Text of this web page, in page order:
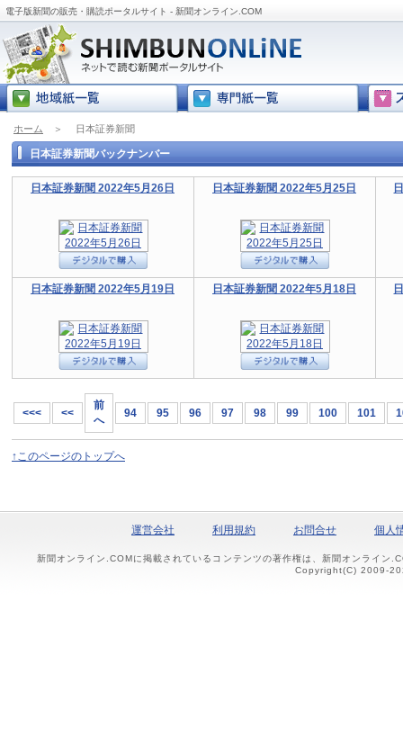
電子版新聞の販売・購読ポータルサイト - 新聞オンライン.COM
ホーム ＞ 日本証券新聞
日本証券新聞バックナンバー
日本証券新聞 2022年5月26日 日本証券新聞 2022年5月25日
日本証券新聞 2022年5月19日 日本証券新聞 2022年5月18日
<<< <<
前
へ
94 95 96 97 98 99 100 101
↑このページのトップへ
運営会社 利用規約 お問合せ 個人
新聞オンライン.COMに掲載されているコンテンツの著作権は、新聞オンライン
Copyright(C) 2009-